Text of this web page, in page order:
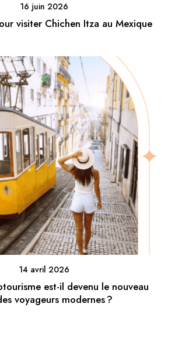
16 juin 2026
visiter Chichen Itza au Mexique
14 avril 2026
est-il devenu le nouveau
voyageurs modernes ?